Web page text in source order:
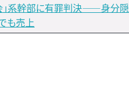
」系幹部に有罪判決――身分隠
も売上